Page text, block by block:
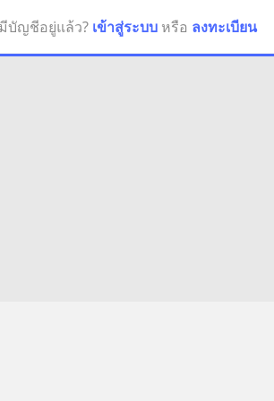
มีบัญชีอยู่แล้ว? เข้าสู่ระบบ หรือ ลงทะเบียน